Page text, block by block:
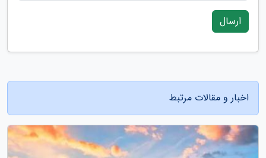
ارسال
اخبار و مقالات مرتبط